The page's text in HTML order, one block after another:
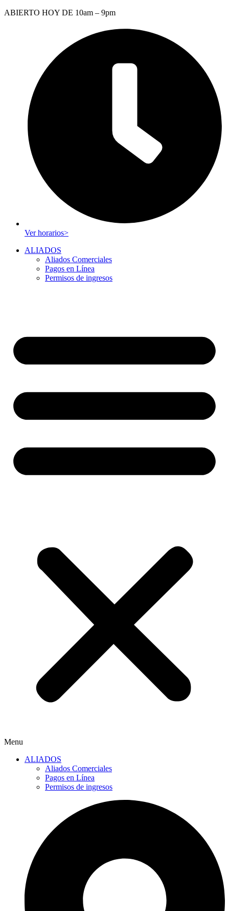
Saltar
ABIERTO HOY DE 10am – 9pm
Ver horarios>
ALIADOS
Aliados Comerciales
Pagos en Línea
Permisos de ingresos
Menu
ALIADOS
Aliados Comerciales
Pagos en Línea
Permisos de ingresos